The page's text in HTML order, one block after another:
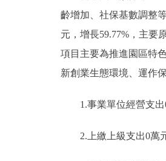
齡增加、社保基數調整
元，增長59.77%，主要
項目主要為推進園區特
新創業生態環境、運作
1.事業單位經營支出0
2.上繳上級支出0萬元